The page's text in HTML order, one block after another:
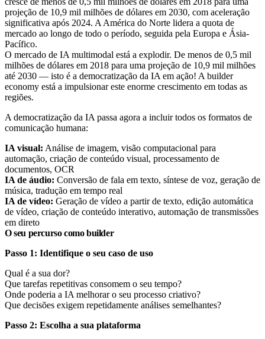
O mercado de IA multimodal está a explodir. De menos de 0,5 mil
milhões de dólares em 2018 para uma projeção de 10,9 mil milhões
até 2030 — isto é a democratização da IA em ação! A builder
economy está a impulsionar este enorme crescimento em todas as
regiões.
A democratização da IA passa agora a incluir todos os formatos de
comunicação humana:
IA visual: Análise de imagem, visão computacional para
automação, criação de conteúdo visual, processamento de
documentos, OCR
IA de áudio: Conversão de fala em texto, síntese de voz, geração de
música, tradução em tempo real
IA de vídeo: Geração de vídeo a partir de texto, edição automática
de vídeo, criação de conteúdo interativo, automação de transmissões
em direto
O seu percurso como builder
Passo 1: Identifique o seu caso de uso
Qual é a sua dor?
Que tarefas repetitivas consomem o seu tempo?
Onde poderia a IA melhorar o seu processo criativo?
Que decisões exigem repetidamente análises semelhantes?
Passo 2: Escolha a sua plataforma